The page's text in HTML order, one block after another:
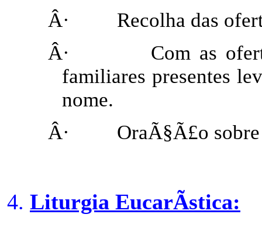
Â·
Recolha das
Â·
Com as
familiares presentes
nome.
Â·
OraÃ§Ã£o
Liturgia EucarÃ­stica: